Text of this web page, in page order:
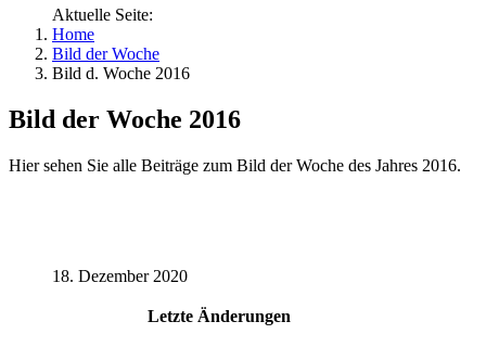
Aktuelle Seite:
Home
Bild der Woche
Bild d. Woche 2016
Bild der Woche 2016
Hier sehen Sie alle Beiträge zum Bild der Woche des Jahres 2016.
18. Dezember 2020
Letzte Änderungen